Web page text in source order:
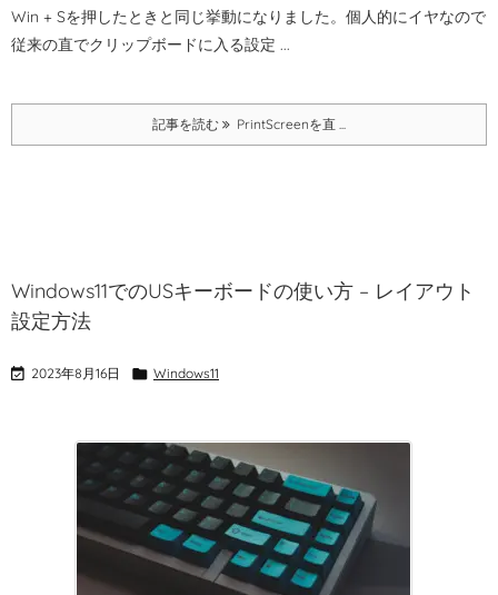
Win + Sを押したときと同じ挙動になりました。 個人的にイヤなので
従来の直でクリップボードに入る設定 ...
記事を読む PrintScreenを直 ...
Windows11でのUSキーボードの使い方 – レイアウト
設定方法
 2023年8月16日  Windows11